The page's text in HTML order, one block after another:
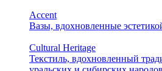
Accent
Вазы, вдохновленные
Cultural Heritage
Текстиль, вдохновленный